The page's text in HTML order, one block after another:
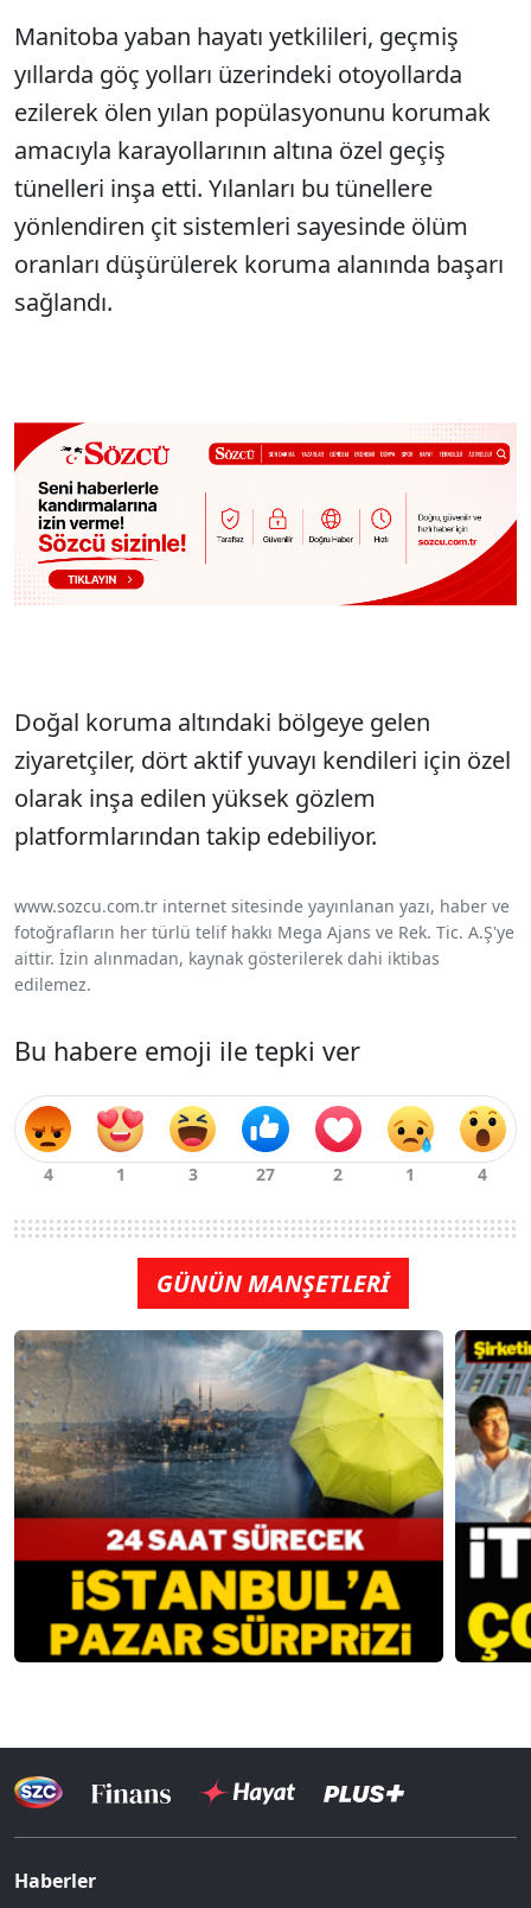
Manitoba yaban hayatı yetkilileri, geçmiş
yıllarda göç yolları üzerindeki otoyollarda
ezilerek ölen yılan popülasyonunu korumak
amacıyla karayollarının altına özel geçiş
tünelleri inşa etti. Yılanları bu tünellere
yönlendiren çit sistemleri sayesinde ölüm
oranları düşürülerek koruma alanında başarı
sağlandı.
Doğal koruma altındaki bölgeye gelen
ziyaretçiler, dört aktif yuvayı kendileri için özel
olarak inşa edilen yüksek gözlem
platformlarından takip edebiliyor.
www.sozcu.com.tr internet sitesinde yayınlanan yazı, haber ve
fotoğrafların her türlü telif hakkı Mega Ajans ve Rek. Tic. A.Ş'ye
aittir. İzin alınmadan, kaynak gösterilerek dahi iktibas
edilemez.
Bu habere emoji ile tepki ver
GÜNÜN MANŞETLERİ
Haberler